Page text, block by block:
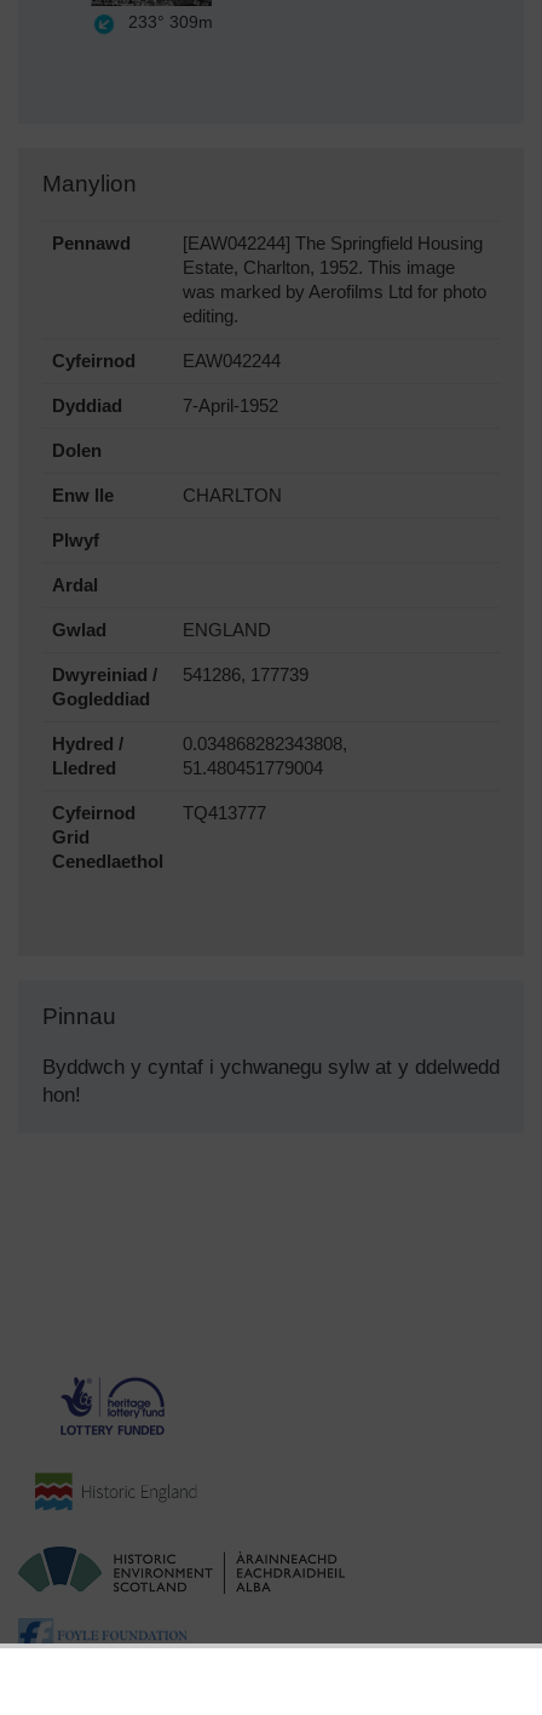
233° 309m
Manylion
Pennawd
[EAW042244] The Springfield Housing
Estate, Charlton, 1952. This image
was marked by Aerofilms Ltd for photo
editing.
Cyfeirnod EAW042244
Dyddiad 7-April-1952
Dolen
Enw lle CHARLTON
Plwyf
Ardal
Gwlad ENGLAND
Dwyreiniad /
Gogleddiad
541286, 177739
Hydred /
Lledred
0.034868282343808,
51.480451779004
Cyfeirnod
Grid
Cenedlaethol
TQ413777
Pinnau
Byddwch y cyntaf i ychwanegu sylw at y ddelwedd
hon!